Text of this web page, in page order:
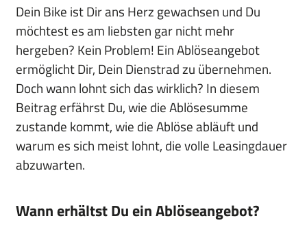
von
E-
Bikes,
Pedelecs
u.v.m.
Dein Bike ist Dir ans Herz gewachsen und Du
möchtest es am liebsten gar nicht mehr
hergeben? Kein Problem! Ein Ablöseangebot
ermöglicht Dir, Dein Dienstrad zu übernehmen.
Doch wann lohnt sich das wirklich? In diesem
Beitrag erfährst Du, wie die Ablösesumme
zustande kommt, wie die Ablöse abläuft und
warum es sich meist lohnt, die volle Leasingdauer
abzuwarten.
Wann erhältst Du ein Ablöseangebot?